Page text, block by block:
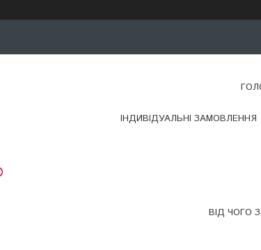
ІНДИВІДУАЛЬНІ ЗАМОВЛЕННЯ
ВІД ЧОГО